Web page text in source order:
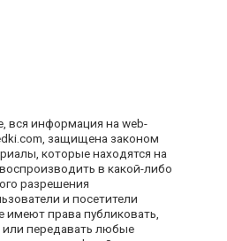
вся информация на web-
защищена законом
которые находятся на
в какой-либо
разрешения
и посетители
имеют права публиковать,
или передавать любые